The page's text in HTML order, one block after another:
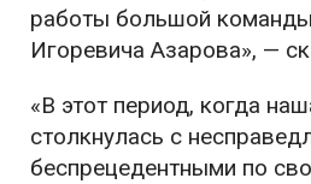
работы большой
Игоревича Азарова», —
«В этот период, когда
столкнулась с
беспрецедентными по